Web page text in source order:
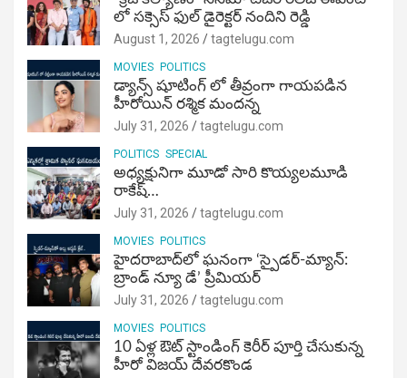
లో సక్సెస్ ఫుల్ డైరెక్టర్ నందిని రెడ్డి
August 1, 2026 tagtelugu.com
MOVIES POLITICS
డ్యాన్స్ షూటింగ్ లో తీవ్రంగా గాయపడిన
హీరోయిన్ రశ్మిక మందన్న
July 31, 2026 tagtelugu.com
POLITICS SPECIAL
అధ్యక్షునిగా మూడో సారి కొయ్యలమూడి
రాకేష్‌…
July 31, 2026 tagtelugu.com
MOVIES POLITICS
హైదరాబాద్‌లో ఘనంగా ‘స్పైడర్-మ్యాన్:
బ్రాండ్ న్యూ డే’ ప్రీమియర్
July 31, 2026 tagtelugu.com
MOVIES POLITICS
10 ఏళ్ల ఔట్ స్టాండింగ్ కెరీర్ పూర్తి చేసుకున్న
హీరో విజయ్ దేవరకొండ